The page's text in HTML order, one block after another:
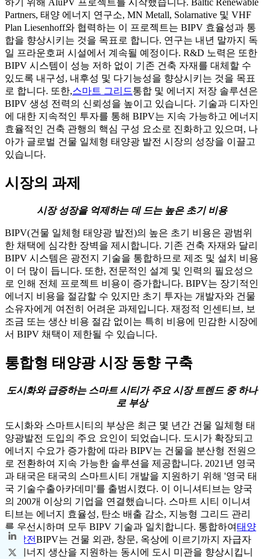
하기 위해 AluPV 프로젝트를 시작했습니다. Baltic Renewable
Partners, 태양 에너지 연구소, MN Metall, Solarnative 및 VHF
Plan Liesenhoff와 협력하는 이 프로젝트는 BIPV 효율성과 통
합을 향상시키는 것을 목표로 합니다. 연구는 내년 말까지 독
일 프라운호퍼 시설에서 계속될 예정이다. R&D 노력은 또한
BIPV 시스템이 성능 저하 없이 기존 건축 자재를 대체할 수
있도록 내구성, 내후성 및 다기능성을 향상시키는 것을 목표
로 합니다. 또한,스마트 그리드통합 및 에너지 저장 솔루션은
BIPV 생성 전력의 신뢰성을 높이고 있습니다. 기술과 디자인
에 대한 지속적인 투자를 통해 BIPV는 지속 가능하고 에너지
효율적인 건축 관행의 핵심 구성 요소로 진화하고 있으며, 나
아가 글로벌 건물 일체형 태양광 발전 시장의 성장을 이끌고
있습니다.
시장의 과제
시장 성장을 억제하는 데 드는 높은 초기 비용
BIPV(건물 일체형 태양광 발전)의 높은 초기 비용은 광범위
한 채택에 심각한 장벽을 제시합니다. 기존 건축 자재와 달리
BIPV 시스템은 광전지 기술을 통합하므로 제조 및 설치 비용
이 더 많이 듭니다. 또한, 전문적인 설계 및 인력의 필요성으
로 인해 전체 프로젝트 비용이 증가합니다. BIPV는 장기적인
에너지 비용을 절감할 수 있지만 초기 투자는 개발자와 건물
소유자에게 여전히 어려운 과제입니다. 재정적 인센티브, 보
조금 또는 생산 비용 절감 없이는 특히 비용에 민감한 시장에
서 BIPV 채택이 제한될 수 있습니다.
통합형 태양광 시장 동향 구축
도시화와 급증하는 스마트 시티가 주요 시장 트렌드 중 하나
로 부상
도시화와 스마트시티의 부상은 최근 몇 년간 건물 일체형 태
양광발전 도입의 주요 요인이 되었습니다. 도시가 확장되고
에너지 수요가 증가함에 따라 BIPV는 건물을 분산형 전원으
로 전환하여 지속 가능한 솔루션을 제공합니다. 2021년 영국
과 태국은 태국의 스마트시티 개발을 지원하기 위해 '영국 태
국 기술수출아카데미'를 출범시켰다. 이 이니셔티브는 양국
의 200개 이상의 기업을 연결했습니다. 스마트 시티 이니셔
티브는 에너지 효율성, 탄소 배출 감소, 지능형 그리드 관리
를 우선시하며 모두 BIPV 기술과 일치합니다. 통합하여태양
광 발전BIPV는 건물 외관, 창문, 옥상에 이르기까지 자급자
족 에너지 생산을 지원하는 동시에 도시 미관을 향상시킵니